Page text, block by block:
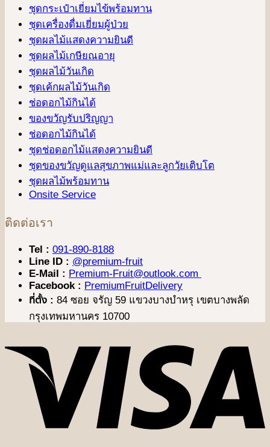
ชุดกระเป๋าเยี่ยมไข้พร้อมทาน
ชุดเครื่องดื่มเยี่ยมผู้ป่วย
ชุดผลไม้แสดงความยินดี
ชุดผลไม้เกษียณอายุ
ชุดผลไม้วันเกิด
ชุดเค้กผลไม้วันเกิด
ช่อดอกไม้กินได้
ของขวัญรับปริญญา
ช่อดอกไม้กินได้
ชุดช่อดอกไม้แสดงความยินดี
ชุดของขวัญดูแลสุขภาพแม่และลูกวัยเติบโต
ชุดผลไม้พร้อมทาน
Onsite Service
ติดต่อเรา
Tel : 091-890-8188
Line ID : @premium-fruit
E-Mail : Premium-Fruit@outlook.com
Facebook : PremiumFruitDelivery
ที่ตั้ง : 84 ซอย จรัญ 59 แขวงบางบำหรุ เขตบางพลัด
กรุงเทพมหานคร 10700